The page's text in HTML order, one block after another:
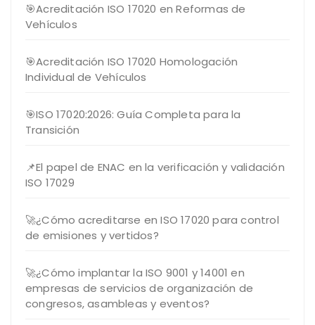
🎯Acreditación ISO 17020 en Reformas de
Vehículos
🎯Acreditación ISO 17020 Homologación
Individual de Vehículos
🎯ISO 17020:2026: Guía Completa para la
Transición
📌El papel de ENAC en la verificación y validación
ISO 17029
🚀¿Cómo acreditarse en ISO 17020 para control
de emisiones y vertidos?
🚀¿Cómo implantar la ISO 9001 y 14001 en
empresas de servicios de organización de
congresos, asambleas y eventos?